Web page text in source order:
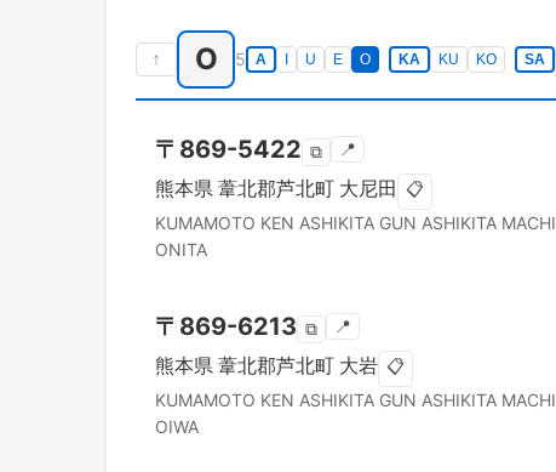
↑ O 5 A U E O KA KU KO SA
〒 869-5422 ⧉ 📍
熊本県 葦北郡芦北町 大尼田 📋
KUMAMOTO KEN ASHIKITA GUN ASHIKITA MACHI
ONITA
〒 869-6213 ⧉ 📍
熊本県 葦北郡芦北町 大岩 📋
KUMAMOTO KEN ASHIKITA GUN ASHIKITA MACHI
OIWA